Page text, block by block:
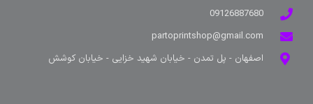
09126887680
partoprintshop@gmail.com
اصفهان - پل تمدن - خیابان شهید خزایی - خیابان کوشش